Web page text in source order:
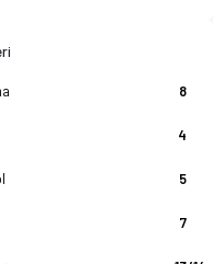
8
4
5
7